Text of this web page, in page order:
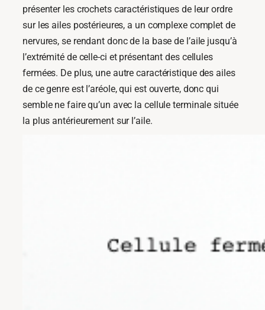
présenter les crochets caractéristiques de leur ordre
sur les ailes postérieures, a un complexe complet de
nervures, se rendant donc de la base de l’aile jusqu’à
l’extrémité de celle-ci et présentant des cellules
fermées. De plus, une autre caractéristique des ailes
de ce genre est l’aréole, qui est ouverte, donc qui
semble ne faire qu’un avec la cellule terminale située
la plus antérieurement sur l’aile.